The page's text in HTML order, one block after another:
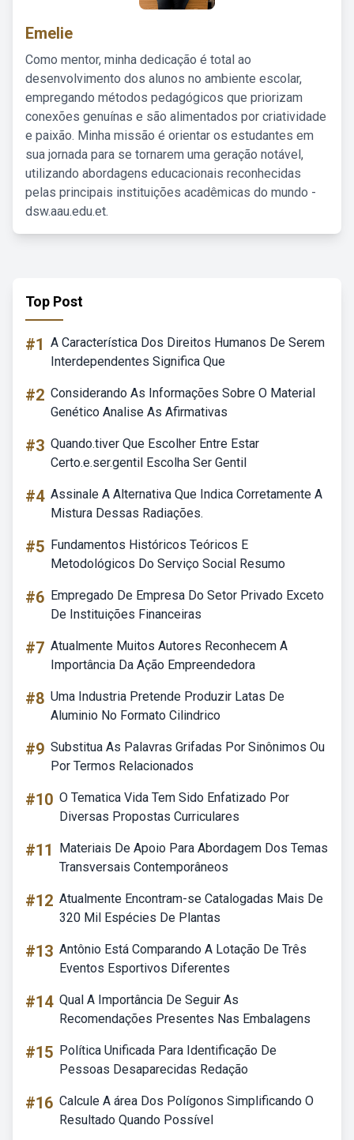
Emelie
Como mentor, minha dedicação é total ao
desenvolvimento dos alunos no ambiente escolar,
empregando métodos pedagógicos que priorizam
conexões genuínas e são alimentados por criatividade
e paixão. Minha missão é orientar os estudantes em
sua jornada para se tornarem uma geração notável,
utilizando abordagens educacionais reconhecidas
pelas principais instituições acadêmicas do mundo -
dsw.aau.edu.et.
Top Post
#1 A Característica Dos Direitos Humanos De Serem
Interdependentes Significa Que
#2 Considerando As Informações Sobre O Material
Genético Analise As Afirmativas
#3 Quando.tiver Que Escolher Entre Estar
Certo.e.ser.gentil Escolha Ser Gentil
#4 Assinale A Alternativa Que Indica Corretamente A
Mistura Dessas Radiações.
#5 Fundamentos Históricos Teóricos E
Metodológicos Do Serviço Social Resumo
#6 Empregado De Empresa Do Setor Privado Exceto
De Instituições Financeiras
#7 Atualmente Muitos Autores Reconhecem A
Importância Da Ação Empreendedora
#8 Uma Industria Pretende Produzir Latas De
Aluminio No Formato Cilindrico
#9 Substitua As Palavras Grifadas Por Sinônimos Ou
Por Termos Relacionados
#10 O Tematica Vida Tem Sido Enfatizado Por
Diversas Propostas Curriculares
#11
Materiais De Apoio Para Abordagem Dos Temas
Transversais Contemporâneos
#12 Atualmente Encontram-se Catalogadas Mais De
320 Mil Espécies De Plantas
#13 Antônio Está Comparando A Lotação De Três
Eventos Esportivos Diferentes
#14 Qual A Importância De Seguir As
Recomendações Presentes Nas Embalagens
#15 Política Unificada Para Identificação De
Pessoas Desaparecidas Redação
#16 Calcule A área Dos Polígonos Simplificando O
Resultado Quando Possível